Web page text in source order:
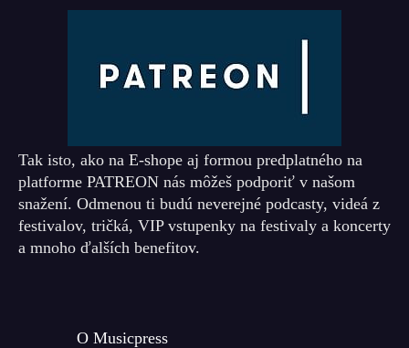
Tak isto, ako na E-shope aj formou predplatného na
platforme PATREON nás môžeš podporiť v našom
snažení. Odmenou ti budú neverejné podcasty, videá z
festivalov, tričká, VIP vstupenky na festivaly a koncerty
a mnoho ďalších benefitov.
O Musicpress